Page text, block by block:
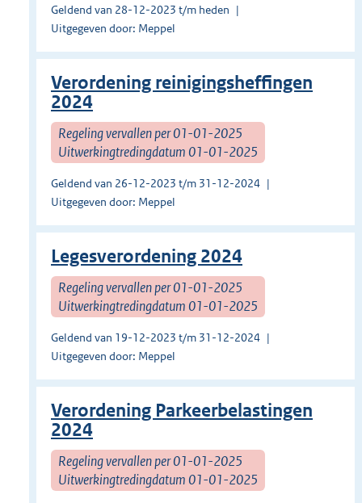
Geldend van 28-12-2023 t/m heden
Uitgegeven door: Meppel
Verordening reinigingsheffingen
2024
Regeling vervallen per 01-01-2025
Uitwerkingtredingdatum 01-01-2025
Geldend van 26-12-2023 t/m 31-12-2024
Uitgegeven door: Meppel
Legesverordening 2024
Regeling vervallen per 01-01-2025
Uitwerkingtredingdatum 01-01-2025
Geldend van 19-12-2023 t/m 31-12-2024
Uitgegeven door: Meppel
Verordening Parkeerbelastingen
2024
Regeling vervallen per 01-01-2025
Uitwerkingtredingdatum 01-01-2025